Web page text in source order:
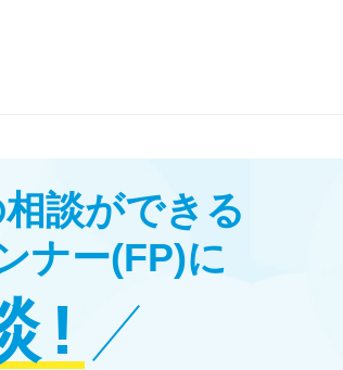
談ができる
ナー(FP)に
!